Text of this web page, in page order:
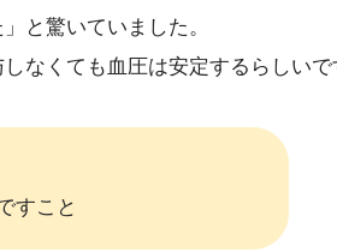
と驚いていました。
なくても血圧は安定するらしいで
すこと